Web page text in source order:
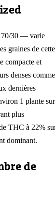
70/30 — varie
graines de cette
compacte et
denses comme
dernières
1 plante sur
plus
THC à 22%
dominant.
de